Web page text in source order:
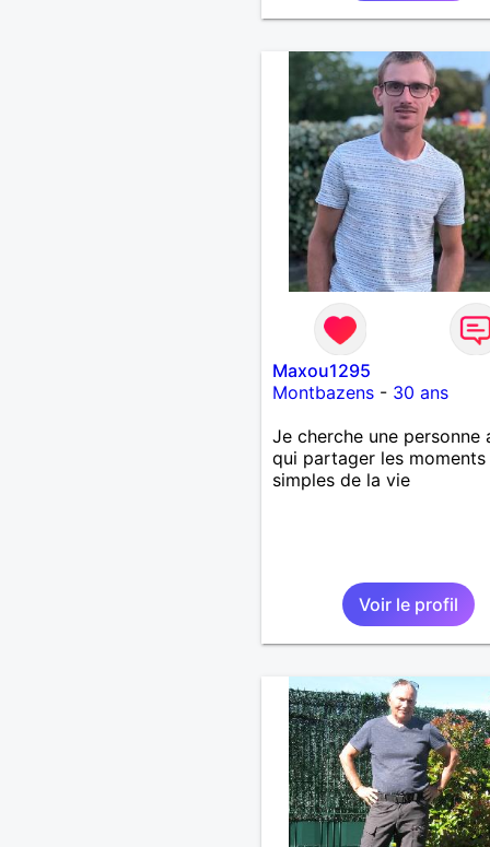
ravi….A très bientôt je
Maxou1295
Montbazens- 30 ans
Je cherche une personne
qui partager les moments
simples de la vie
Voir le profil